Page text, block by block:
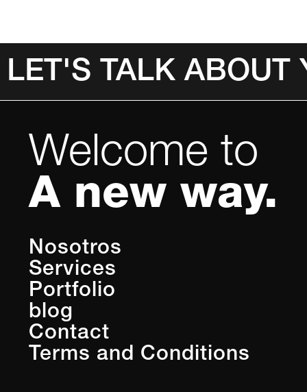
LET'S TALK ABOUT
Welcome to
A new way.
Nosotros
Services
Portfolio
blog
Contact
Terms and Conditions